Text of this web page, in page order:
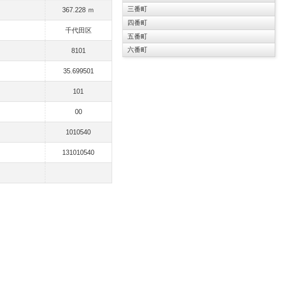
367.228 ｍ
千代田区
8101
35.699501
101
00
1010540
131010540
三番町
四番町
五番町
六番町